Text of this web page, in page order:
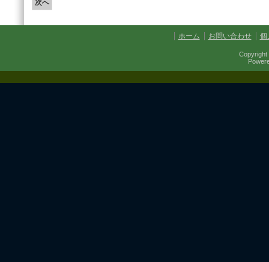
ホーム お問い合わせ 個